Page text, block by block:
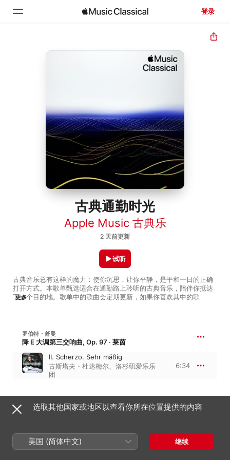
登录
主页
古典通勤时光
Apple Music 古典乐
2 天前更新
古典音乐总有这样的魔力：使你沉思，让你平静，是平和一日的正确
打开方式。本歌单甄选适合在通勤路上聆听的古典音乐，陪伴你抵达
下一个目的地。歌单中的歌曲会定期更新，如果你喜欢其中的歌，就
更多
试听
罗伯特・舒曼
降 E 大调第三交响曲, Op. 97 · 莱茵
II. Scherzo. Sehr mäßig
古斯塔夫・杜达梅尔、 洛杉矶爱乐乐
团
6:34
丹尼尔・特里福诺夫
选取其他国家或地区以查看你所在位置提供的内容
美国 (简体中文) 继续